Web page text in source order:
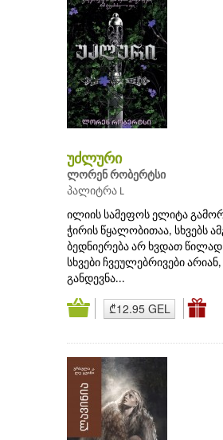
უძლური
ლორენ რობერტსი
პალიტრა L
ილიის სამეფოს ელიტა
ჭირის წყალობითაა, სხვებს
ბედნიერება არ ხვდათ
სხვები ჩვეულებრივები
განდევნა...
₾12.95 GEL